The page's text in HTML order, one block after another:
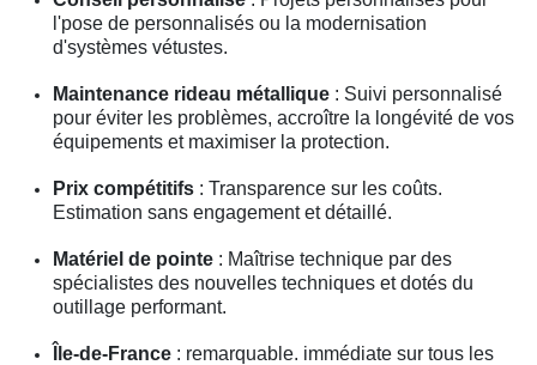
l'pose de personnalisés ou la modernisation
d'systèmes vétustes.
Maintenance rideau métallique : Suivi personnalisé
pour éviter les problèmes, accroître la longévité de vos
équipements et maximiser la protection.
Prix compétitifs : Transparence sur les coûts.
Estimation sans engagement et détaillé.
Matériel de pointe : Maîtrise technique par des
spécialistes des nouvelles techniques et dotés du
outillage performant.
Île-de-France : remarquable. immédiate sur tous les